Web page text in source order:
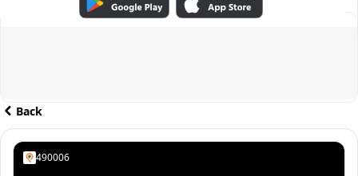
ADVERTISEMENT
Back
490006